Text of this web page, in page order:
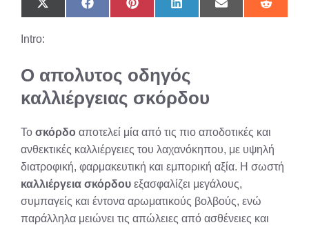
Share
on
(Twitter)
Share
on
Share
on
Share
on
Share
on
Share
on
Intro:
Ο απολυτος οδηγός
καλλιέργειας σκόρδου
Το σκόρδο αποτελεί μία από τις πιο αποδοτικές και
ανθεκτικές καλλιέργειες του λαχανόκηπου, με υψηλή
διατροφική, φαρμακευτική και εμπορική αξία. Η σωστή
καλλιέργεια σκόρδου εξασφαλίζει μεγάλους,
συμπαγείς και έντονα αρωματικούς βολβούς, ενώ
παράλληλα μειώνει τις απώλειες από ασθένειες και